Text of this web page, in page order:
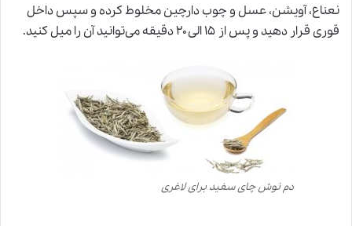
نعناع، آویشن، عسل و چوب دارچین مخلوط کرده و سپس داخل
قوری قرار دهید و پس از ۱۵ الی ۲۰ دقیقه می‌توانید آن را میل کنید.
دم نوش چای سفید برای لاغری